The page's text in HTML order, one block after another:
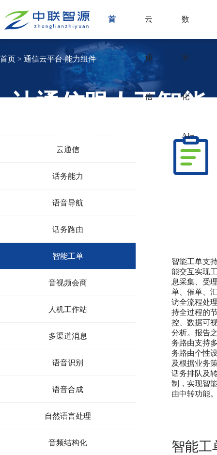
首
页
云
通
信
数
字
化
AI+
首页 > 通信云平台-能力组件
让通信跟人工智能
云通信
话务能力
语音导航
话务路由
智能工单
音视频会商
人机工作站
多渠道消息
语音识别
语音合成
自然语言处理
音频结构化
智能工单支
能交互实现
息采集、受
单、催单、
访全流程处
持全过程的
控、数据可
分析。报告
务路由支持
务路由个性
及根据业务
话务排队及
制，实现智
由中转功能
智能工